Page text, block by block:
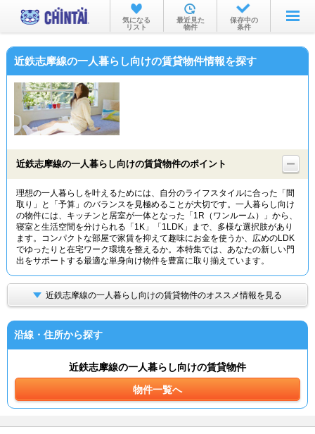
お部屋を探す
沿線・駅から
物件特集から
TOP
気になる
リスト
最近見た
物件
保存中の
条件
近鉄志摩線の一人暮らし向けの賃貸物件情報を探す
近鉄志摩線の一人暮らし向けの賃貸物件のポイント
理想の一人暮らしを叶えるためには、自分のライフスタイルに合った「間
取り」と「予算」のバランスを見極めることが大切です。一人暮らし向け
の物件には、キッチンと居室が一体となった「1R（ワンルーム）」から、
寝室と生活空間を分けられる「1K」「1LDK」まで、多様な選択肢があり
ます。コンパクトな部屋で家賃を抑えて趣味にお金を使うか、広めのLDK
でゆったりと在宅ワーク環境を整えるか。本特集では、あなたの新しい門
出をサポートする最適な単身向け物件を豊富に取り揃えています。
近鉄志摩線の一人暮らし向けの賃貸物件のオススメ情報を見る
沿線・住所から探す
近鉄志摩線の一人暮らし向けの賃貸物件
物件一覧へ